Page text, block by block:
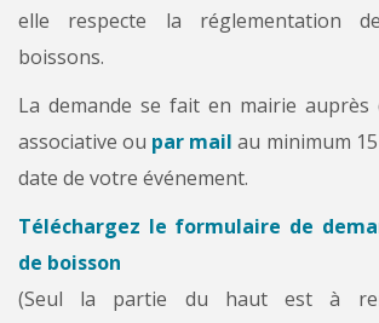
elle respecte la réglementation
boissons.
La demande se fait en mairie auprès
associative ou par mail au minimum
date de votre événement.
Téléchargez le formulaire de
de boisson
(Seul la partie du haut est à